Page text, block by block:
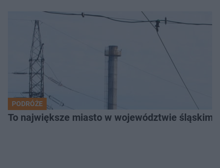
PODRÓŻE
To największe miasto w województwie